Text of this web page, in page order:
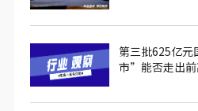
第三批625亿
市”能否走出前